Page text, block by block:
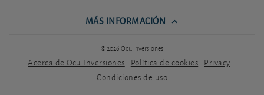
MÁS INFORMACIÓN
© 2026 Ocu Inversiones
Acerca de Ocu Inversiones Política de cookies Privacy
Condiciones de uso